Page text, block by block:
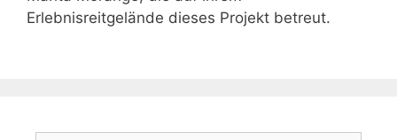
Erlebnisreitgelände dieses Projekt betreut.